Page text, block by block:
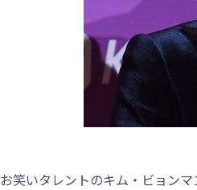
お笑いタレントのキム・ビョン